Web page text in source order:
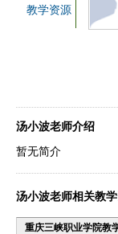
3
b 9899197996 xca
e
教学资源
汤小波老师介绍
暂无简介
汤小波老师相关教
重庆三峡职业学院教